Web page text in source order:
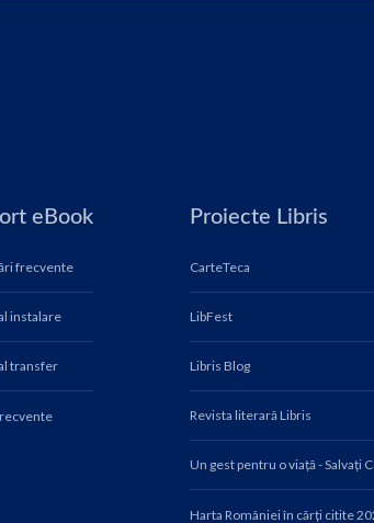
eBook
frecvente
instalare
transfer
Proiecte Libris
CarteTeca
LibFest
Libris Blog
Revista literară Libris
Un gest pentru o viață - Salvați
Harta României în cărți citite